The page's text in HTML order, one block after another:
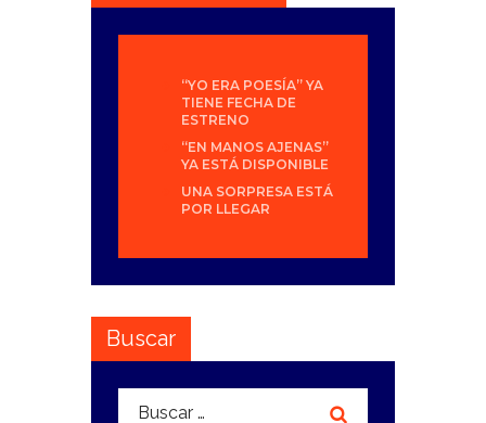
“YO ERA POESÍA” YA
TIENE FECHA DE
ESTRENO
“EN MANOS AJENAS”
YA ESTÁ DISPONIBLE
UNA SORPRESA ESTÁ
POR LLEGAR
Buscar
Buscar: